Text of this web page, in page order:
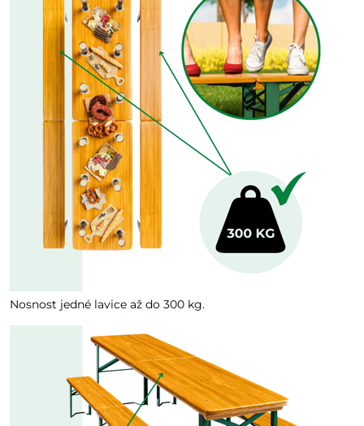
Nosnost jedné lavice až do 300 kg.